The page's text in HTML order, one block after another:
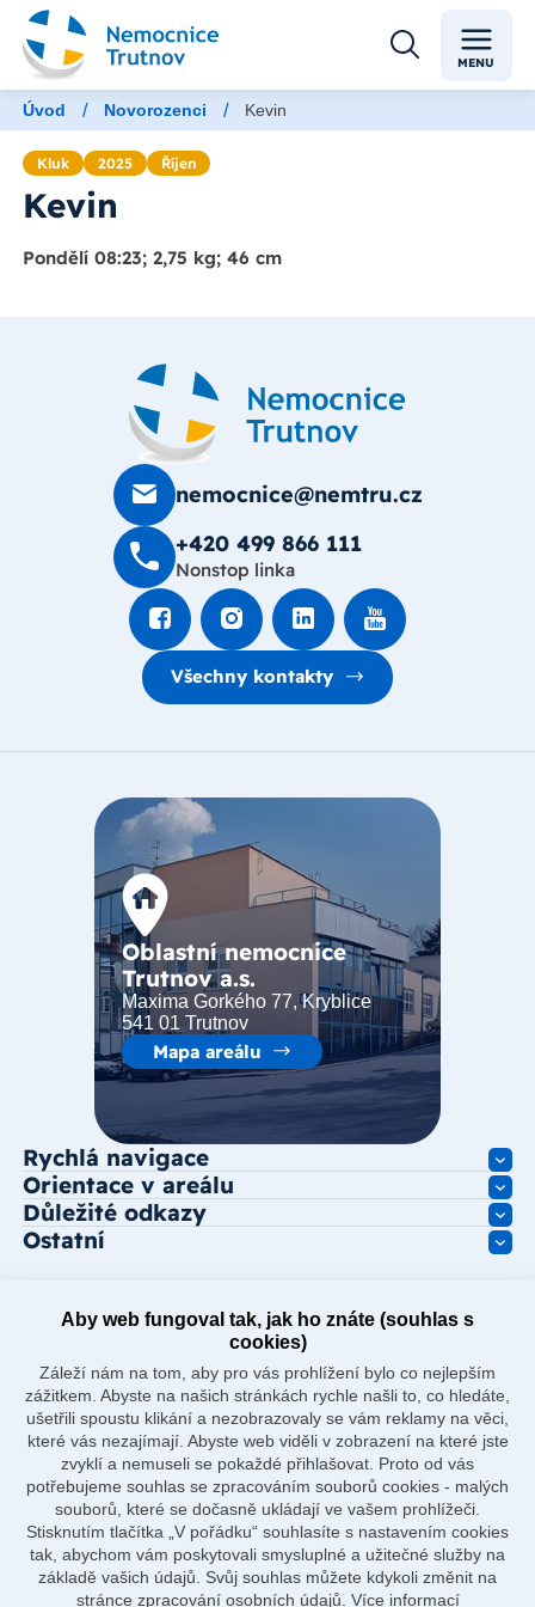
MENU
Úvod / Novorozenci / Kevin
Kluk 2025 Říjen
Kevin
Pondělí 08:23; 2,75 kg; 46 cm
nemocnice@nemtru.cz
+420 499 8­66 111
Nonstop linka
Všechny kontakty
Oblastní nemocnice
Trutnov a.s.
Maxima Gorkého 77, Kryblice
541 01 Trutnov
Mapa areálu
Rychlá navigace
Orientace v areálu
Důležité odkazy
Ostatní
Aby web fungoval tak, jak ho znáte (souhlas s
cookies)
Záleží nám na tom, aby pro vás prohlížení bylo co nejlepším
zážitkem. Abyste na našich stránkách rychle našli to, co hledáte,
ušetřili spoustu klikání a nezobrazovaly se vám reklamy na věci,
které vás nezajímají. Abyste web viděli v zobrazení na které jste
zvyklí a nemuseli se pokaždé přihlašovat. Proto od vás
potřebujeme souhlas se zpracováním souborů cookies - malých
souborů, které se dočasně ukládají ve vašem prohlížeči.
Stisknutím tlačítka „V pořádku“ souhlasíte s nastavením cookies
tak, abychom vám poskytovali smysluplné a užitečné služby na
základě vašich údajů. Svůj souhlas můžete kdykoli změnit na
stránce zpracování osobních údajů. Více informací